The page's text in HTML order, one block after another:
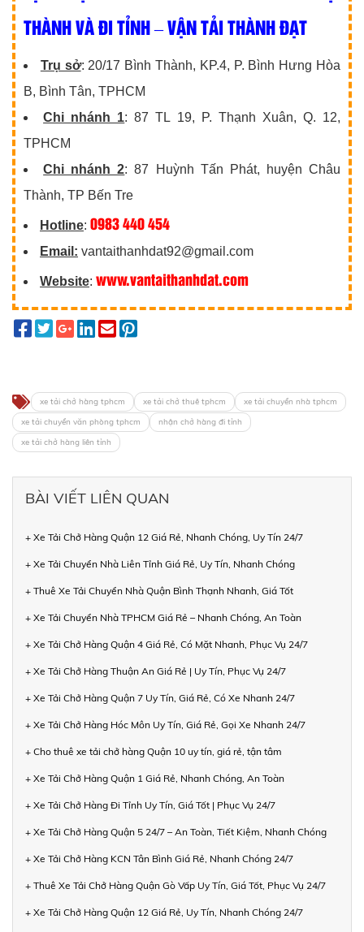
THÀNH VÀ ĐI TỈNH – VẬN TẢI THÀNH ĐẠT
Trụ sở: 20/17 Bình Thành, KP.4, P. Bình Hưng Hòa
B, Bình Tân, TPHCM
Chi nhánh 1: 87 TL 19, P. Thạnh Xuân, Q. 12,
TPHCM
Chi nhánh 2: 87 Huỳnh Tấn Phát, huyện Châu
Thành, TP Bến Tre
Hotline: 0983 440 454
Email: vantaithanhdat92@gmail.com
Website: www.vantaithanhdat.com
xe tải chở hàng tphcm xe tải chở thuê tphcm
xe tải chuyển nhà tphcm
xe tải chuyển văn phòng tphcm
nhận chở hàng đi tỉnh
xe tải chở hàng liên tỉnh
BÀI VIẾT LIÊN QUAN
+ Xe Tải Chở Hàng Quận 12 Giá Rẻ, Nhanh Chóng, Uy Tín 24/7
+ Xe Tải Chuyển Nhà Liên Tỉnh Giá Rẻ, Uy Tín, Nhanh Chóng
+ Thuê Xe Tải Chuyển Nhà Quận Bình Thạnh Nhanh, Giá Tốt
+ Xe Tải Chuyển Nhà TPHCM Giá Rẻ – Nhanh Chóng, An Toàn
+ Xe Tải Chở Hàng Quận 4 Giá Rẻ, Có Mặt Nhanh, Phục Vụ 24/7
+ Xe Tải Chở Hàng Thuận An Giá Rẻ | Uy Tín, Phục Vụ 24/7
+ Xe Tải Chở Hàng Quận 7 Uy Tín, Giá Rẻ, Có Xe Nhanh 24/7
+ Xe Tải Chở Hàng Hóc Môn Uy Tín, Giá Rẻ, Gọi Xe Nhanh 24/7
+ Cho thuê xe tải chở hàng Quận 10 uy tín, giá rẻ, tận tâm
+ Xe Tải Chở Hàng Quận 1 Giá Rẻ, Nhanh Chóng, An Toàn
+ Xe Tải Chở Hàng Đi Tỉnh Uy Tín, Giá Tốt | Phục Vụ 24/7
+ Xe Tải Chở Hàng Quận 5 24/7 – An Toàn, Tiết Kiệm, Nhanh Chóng
+ Xe Tải Chở Hàng KCN Tân Bình Giá Rẻ, Nhanh Chóng 24/7
+ Thuê Xe Tải Chở Hàng Quận Gò Vấp Uy Tín, Giá Tốt, Phục Vụ 24/7
+ Xe Tải Chở Hàng Quận 12 Giá Rẻ, Uy Tín, Nhanh Chóng 24/7